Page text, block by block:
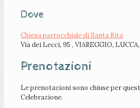
Dove
Chiesa parrocchiale di Santa Rita
Via dei Lecci, 95 , VIAREGGIO,
Prenotazioni
Le prenotazioni sono chiuse per
Celebrazione.